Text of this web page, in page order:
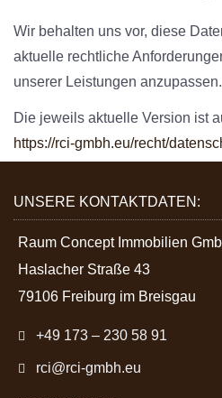
Wir behalten uns vor, diese
aktuelle rechtliche
unserer Leistungen anzupassen.
Die jeweils aktuelle Version ist
https://rci-gmbh.eu/recht/
UNSERE KONTAKTDATEN:
Raum Concept Immobilien
Haslacher Straße 43
79106 Freiburg im Breisgau
+49 173 – 230 58 91
rci@rci-gmbh.eu